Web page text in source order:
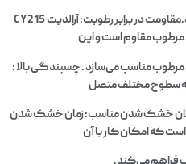
الکترونیک مورد استفاده قرار می‌گیرد.مقاومت در برابر رطوبت: آرالدیت CY 215
مرطوب مقاوم است و این
مرطوب مناسب می‌سازد . چسبندگی بالا :
سطوح مختلف متصل
خشک شدن مناسب: زمان خشک شدن
که امکان کار با آن